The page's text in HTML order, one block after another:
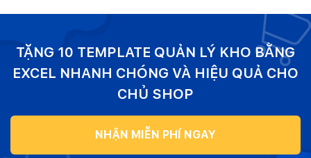
TẶNG 10 TEMPLATE QUẢN LÝ KHO BẰNG
EXCEL NHANH CHÓNG VÀ HIỆU QUẢ CHO
CHỦ SHOP
NHẬN MIỄN PHÍ NGAY